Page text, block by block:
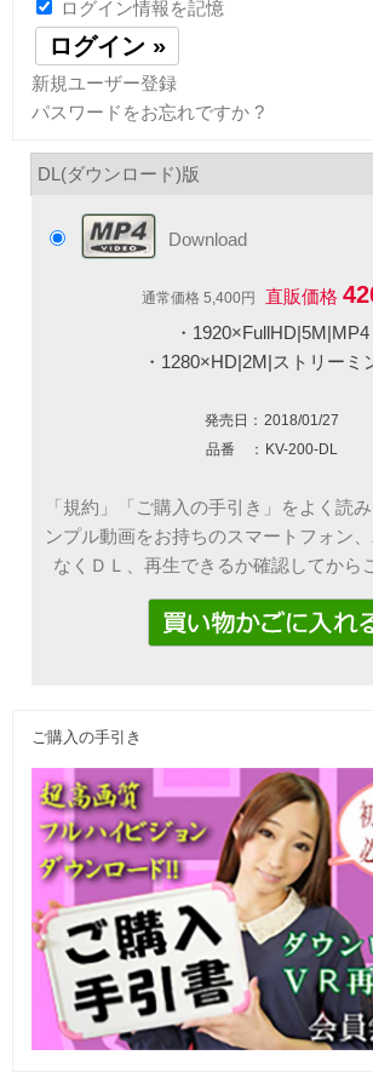
ログイン情報を記憶
新規ユーザー登録
パスワードをお忘れですか ?
DL(ダウンロード)版
Download
通常価格 5,400円 直販価格
・1920×FullHD|5M|MP4
・1280×HD|2M|ストリーミ
発売日： 2018/01/27
品番 ： KV-200-DL
「規約」「ご購入の手引き」をよく読
ンプル動画をお持ちのスマートフォン
なくＤＬ、再生できるか確認してから
ご購入の手引き